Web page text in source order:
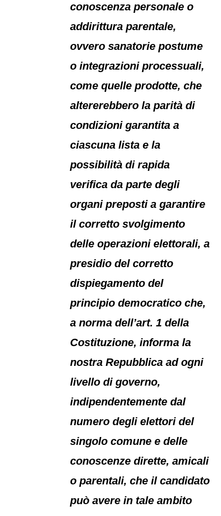
conoscenza personale o
addirittura parentale,
ovvero sanatorie postume
o integrazioni processuali,
come quelle prodotte, che
altererebbero la parità di
condizioni garantita a
ciascuna lista e la
possibilità di rapida
verifica da parte degli
organi preposti a garantire
il corretto svolgimento
delle operazioni elettorali, a
presidio del corretto
dispiegamento del
principio democratico che,
a norma dell’art. 1 della
Costituzione, informa la
nostra Repubblica ad ogni
livello di governo,
indipendentemente dal
numero degli elettori del
singolo comune e delle
conoscenze dirette, amicali
o parentali, che il candidato
può avere in tale ambito